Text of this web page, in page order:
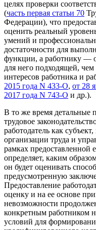
целях проверки
(часть первая статьи 70
Федерации), что
оценить реальный
умений и
достаточности для
функции, а работнику —
для него подходящей, чем
интересов работника и
2015 года N 433-О, от 28
2017 года N 743-О и др.).
В то же время детальные
трудовое
работодатель как
организации труда и
рамках предоставленной
определяет, каким
он будет оценивать
предусмотренную
Предоставление
оценку и на ее основе
невозможности
конкретным работником
условий для